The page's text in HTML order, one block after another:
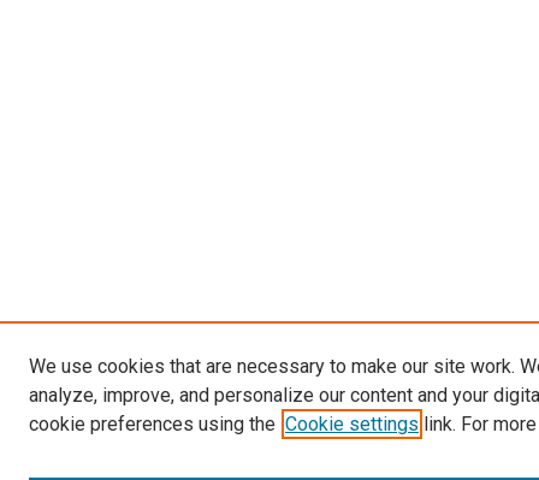
We use cookies that are necessary to make our site work.
analyze, improve, and personalize our content and your
cookie preferences using the Cookie settings link. For